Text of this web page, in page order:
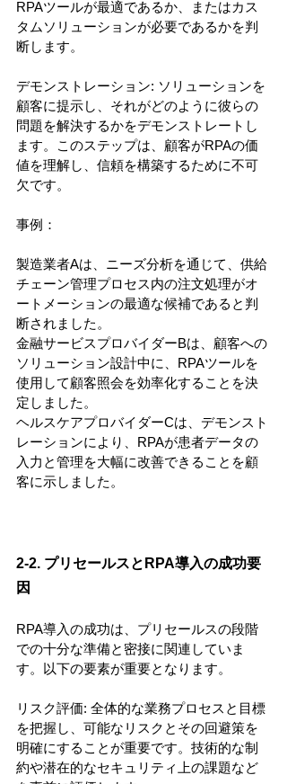
RPAツールが最適であるか、またはカス
タムソリューションが必要であるかを判
断します。
デモンストレーション: ソリューションを
顧客に提示し、それがどのように彼らの
問題を解決するかをデモンストレートし
ます。このステップは、顧客がRPAの価
値を理解し、信頼を構築するために不可
欠です。
事例：
製造業者Aは、ニーズ分析を通じて、供給
チェーン管理プロセス内の注文処理がオ
ートメーションの最適な候補であると判
断されました。
金融サービスプロバイダーBは、顧客への
ソリューション設計中に、RPAツールを
使用して顧客照会を効率化することを決
定しました。
ヘルスケアプロバイダーCは、デモンスト
レーションにより、RPAが患者データの
入力と管理を大幅に改善できることを顧
客に示しました。
2-2. プリセールスとRPA導入の成功要
因
RPA導入の成功は、プリセールスの段階
での十分な準備と密接に関連していま
す。以下の要素が重要となります。
リスク評価: 全体的な業務プロセスと目標
を把握し、可能なリスクとその回避策を
明確にすることが重要です。技術的な制
約や潜在的なセキュリティ上の課題など